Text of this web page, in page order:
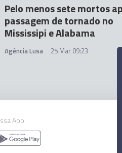
Pelo menos sete mortos
passagem de tornado no
Mississipi e Alabama
Agência Lusa 25 Mar 09:23
App